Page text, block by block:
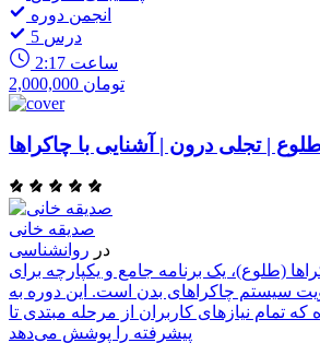
انجمن دوره
5 درس
2:17 ساعت
2,000,000 تومان
| تجلی درون | آشنایی با چاکراها
صدیقه خانی
در روانشناسی
(طلوع)، یک برنامه جامع و یکپارچه برای
سیستم چاکراهای بدن است. این دوره به
تمام نیازهای کاربران از مرحله مبتدی تا
پیشرفته را پوشش می‌دهد